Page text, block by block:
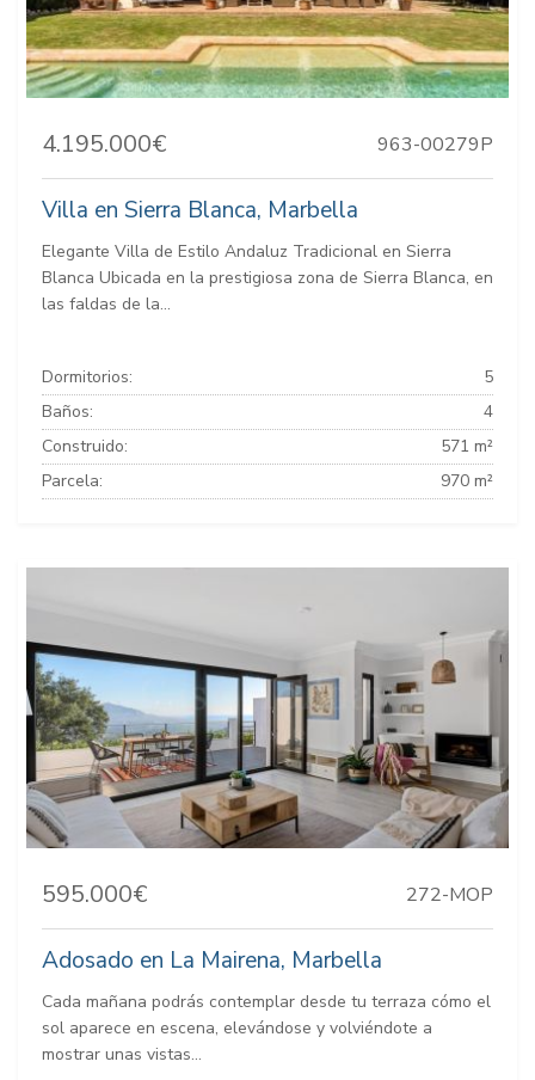
4.195.000€ 963-00279P
Villa en Sierra Blanca, Marbella
Elegante Villa de Estilo Andaluz Tradicional en Sierra
Blanca Ubicada en la prestigiosa zona de Sierra Blanca, en
las faldas de la...
Dormitorios:
5
Baños:
4
Construido:
571 m²
Parcela:
970 m²
595.000€ 272-MOP
Adosado en La Mairena, Marbella
Cada mañana podrás contemplar desde tu terraza cómo el
sol aparece en escena, elevándose y volviéndote a
mostrar unas vistas...